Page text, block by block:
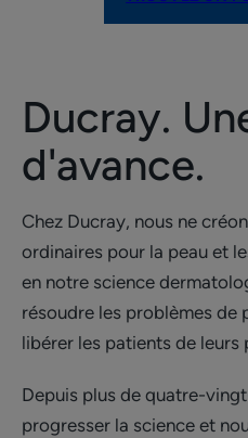
Ducray.
d'avance.
Chez Ducray, nous ne
ordinaires pour la peau et
en notre science
résoudre les problèmes de
libérer les patients de leurs
Depuis plus de quatre-
progresser la science et